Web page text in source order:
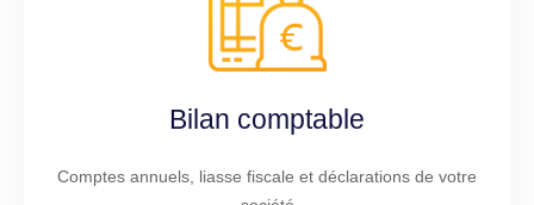
Bilan comptable
Comptes annuels, liasse fiscale et déclarations de votre